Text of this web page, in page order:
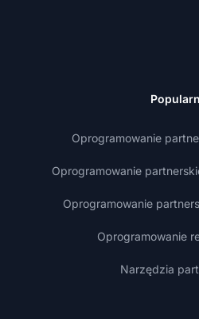
Oprogramowanie
Oprogramowanie
Oprogramowanie
Oprogramowanie
Narzędzia